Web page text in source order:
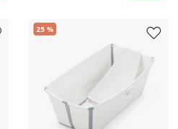
25